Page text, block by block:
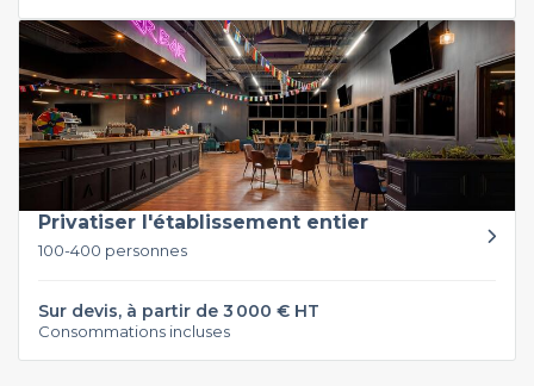
Privatiser l'établissement entier
100-400 personnes
Sur devis, à partir de 3 000 € HT
Consommations incluses